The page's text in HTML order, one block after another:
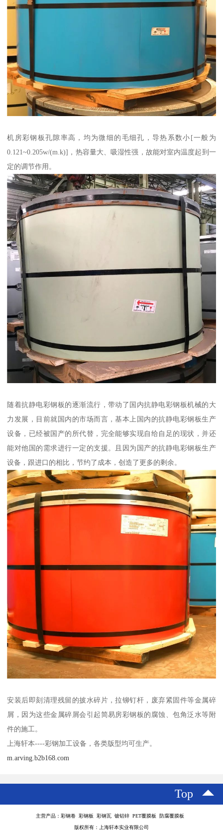
机房彩钢板孔隙率高，均为微细的毛细孔，导热系数小[一般为
0.121~0.205w/(m.k)]，热容量大、吸湿性强，故能对室内温度起到一
定的调节作用。
随着抗静电彩钢板的逐渐流行，带动了国内抗静电彩钢板机械的大
力发展，目前就国内的市场而言，基本上国内的抗静电彩钢板生产
设备，已经被国产的所代替，完全能够实现自给自足的现状，并还
能对他国的需求进行一定的支援。且因为国产的抗静电彩钢板生产
设备，跟进口的相比，节约了成本，创造了更多的剩余。
安装后即刻清理残留的披水碎片，拉铆钉杆，废弃紧固件等金属碎
屑，因为这些金属碎屑会引起简易房彩钢板的腐蚀、包角泛水等附
件的施工。
上海轩本----彩钢加工设备，各类版型均可生产。
m.arving.b2b168.com
Top
主营产品：彩钢卷 彩钢板 彩钢瓦 镀铝锌 PET覆膜板 防腐覆膜板
版权所有：上海轩本实业有限公司